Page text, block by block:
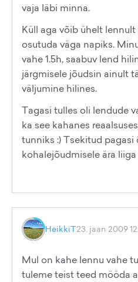
vaja läbi minna.
Küll aga võib ühelt
osutuda väga napiks.
vahe 1.5h, saabuv lend
järgmisele jõudsin ainult
väljumine hilines.
Tagasi tulles oli lendude
ka see kahanes
tunniks :) Tsekitud pagasi
kohalejõudmisele ära
HeikkiT23. jaan 2009
Mul on kahe lennu vahe
tuleme teist teed mööda